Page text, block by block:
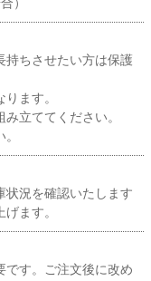
）
ちさせたい方は保護
ます。
立ててください。
況を確認いたします
ます。
す。ご注文後に改め